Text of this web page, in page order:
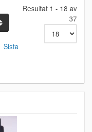
Resultat 1 - 18 av
37
Sista